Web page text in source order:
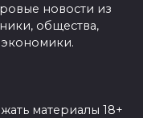
новости из
общества,
материалы 18+